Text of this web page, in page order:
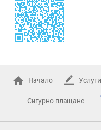
Начало Услуги
Сигурно плащане